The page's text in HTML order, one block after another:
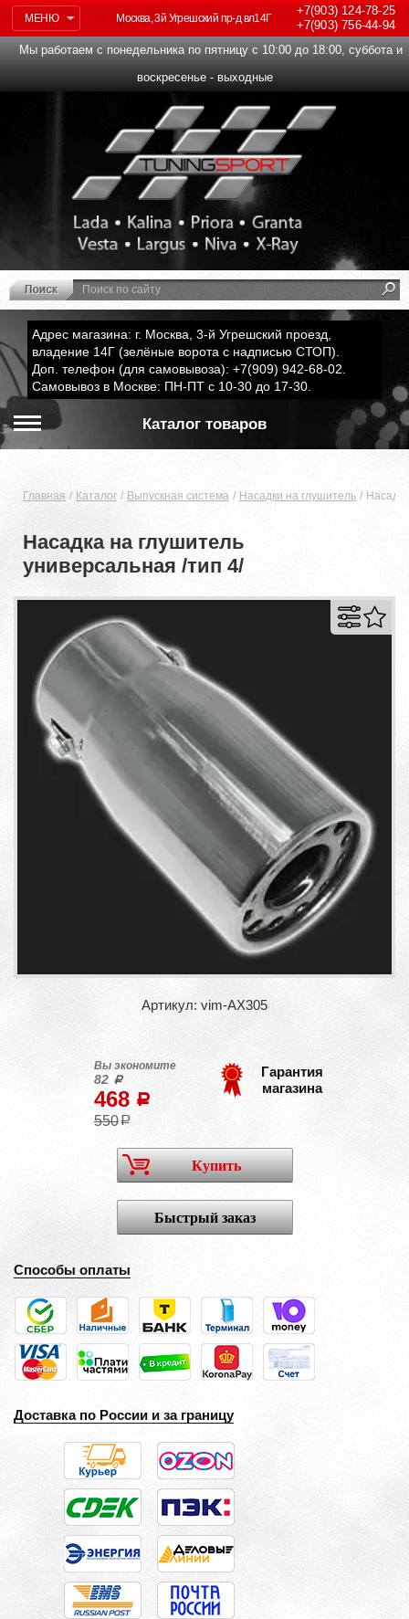
МЕНЮ
+7(903)124-78-25
+7(903)756-44-94
Москва, 3й Угрешский пр-д вл14Г
Мы работаем с понедельника по пятницу с 10:00 до 18:00, суббота и
воскресенье - выходные
Адрес магазина: г. Москва, 3-й Угрешский проезд,
владение 14Г (зелёные ворота с надписью СТОП).
Доп. телефон (для самовывоза): +7(909) 942-68-02.
Самовывоз в Москве: ПН-ПТ с 10-30 до 17-30.
Каталог товаров
Главная Каталог Выпускная система Насадки на глушитель
Насадка на глушитель
универсальная /тип 4/
Артикул: vim-AX305
Вы экономите
82 a
468 a
550a
Гарантия
магазина
Купить
Быстрый заказ
Способы оплаты
Доставка по России и за границу